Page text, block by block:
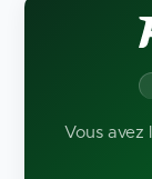
Vous avez